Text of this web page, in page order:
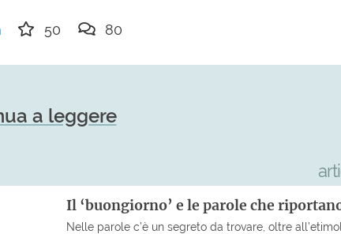
50 80
a leggere
Il ‘buongiorno’ e le parole che
Nelle parole c’è un segreto da trovare, oltre